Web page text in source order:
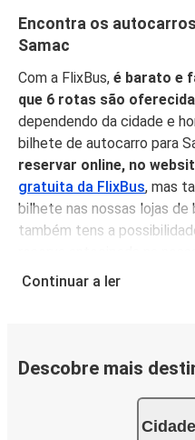
Encontra os
Samac
Com a FlixBus, é barato e
que 6 rotas são
dependendo da cidade e
bilhete de autocarro para
reservar online, no
gratuita da FlixBus, mas
bilhete nas nossas lojas de
também tens a
baixos, enão é
Porquê viajar para
Podes chegar a Samac a
, e quando
Continuar a ler
Descobre mais